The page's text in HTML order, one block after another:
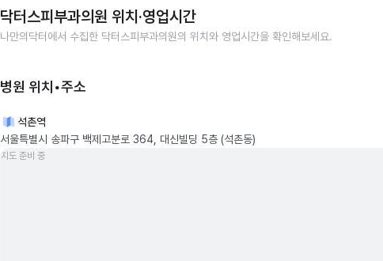
닥터스피부과의원 위치·영업시간
나만의닥터에서 수집한 닥터스피부과의원의 위치와 영업시간을 확인해보세요.
병원 위치•주소
석촌역
서울특별시 송파구 백제고분로 364, 대신빌딩 5층 (석촌동)
지도 준비 중